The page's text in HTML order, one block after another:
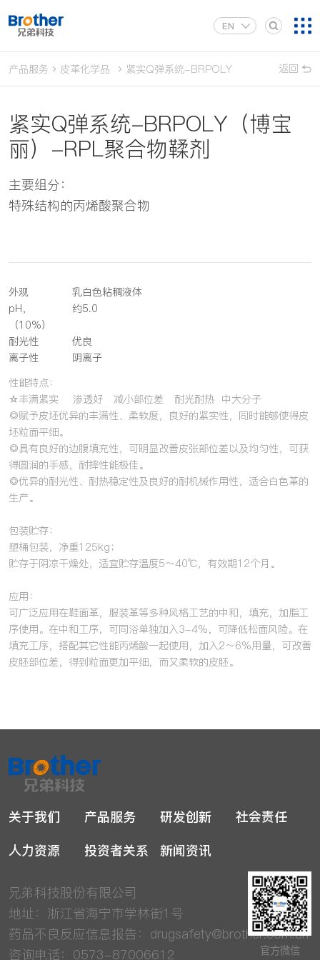
EN
产品服务 皮革化学品 紧实Q弹系统-BRPOLY（博宝丽）-RPL聚
返回
紧实Q弹系统-BRPOLY（博宝
丽）-RPL聚合物鞣剂
主要组分：
特殊结构的丙烯酸聚合物
外观
乳白色粘稠液体
pH，
（10%）
约5.0
耐光性
优良
离子性
阴离子
性能特点：
☆丰满紧实 渗透好 减小部位差 耐光耐热 中大分子
◎赋予皮坯优异的丰满性、柔软度，良好的紧实性，同时能够使得皮
坯粒面平细。
◎具有良好的边腹填充性，可明显改善皮张部位差以及均匀性，可获
得圆润的手感，耐摔性能极佳。
◎优异的耐光性、耐热稳定性及良好的耐机械作用性，适合白色革的
生产。
包装贮存：
塑桶包装，净重125kg；
贮存于阴凉干燥处，适宜贮存温度5～40℃，有效期12个月。
应用：
可广泛应用在鞋面革，服装革等多种风格工艺的中和，填充，加脂工
序使用。在中和工序，可同浴单独加入3-4%，可降低松面风险。在
填充工序，搭配其它性能丙烯酸一起使用，加入2～6%用量，可改善
皮胚部位差，得到粒面更加平细，而又柔软的皮胚。
关于我们 产品服务 研发创新
社会责任
人力资源
投资者关系 新闻资讯
兄弟科技股份有限公司
地址：浙江省海宁市学林街1号
药品不良反应信息报告： drugsafety@brother.com.cn
咨询电话：0573-87006612
官方微信